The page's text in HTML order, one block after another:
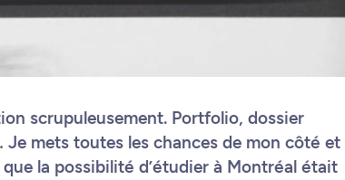
scrupuleusement. Portfolio, dossier
mets toutes les chances de mon côté et
la possibilité d’étudier à Montréal était